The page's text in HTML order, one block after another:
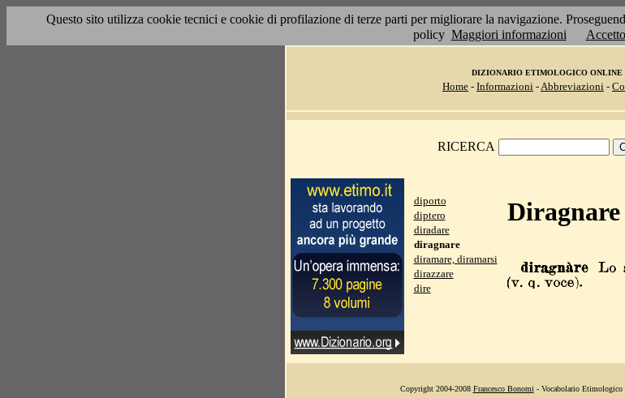
Questo sito utilizza cookie tecnici e cookie di profilazione di terze parti per migliorare la navigazione.
policy Maggiori informazioni
DIZIONARIO ETIMOLOGICO ONLINE
Home - Informazioni -Abbreviazioni -
RICERCA
diporto
diptero
diradare
diragnare
diramare, diramarsi
dirazzare
dire
Diragnare
Copyright 2004-2008 Francesco Bonomi - Vocabolario Etimologico